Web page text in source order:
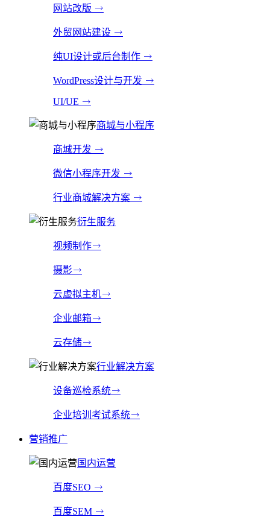
网站改版
外贸网站建设
纯UI设计或后台制作
WordPress设计与开发
UI/UE
商城与小程序
商城开发
微信小程序开发
行业商城解决方案
衍生服务
视频制作
摄影
云虚拟主机
企业邮箱
云存储
行业解决方案
设备巡检系统
企业培训考试系统
营销推广
国内运营
百度SEO
百度SEM